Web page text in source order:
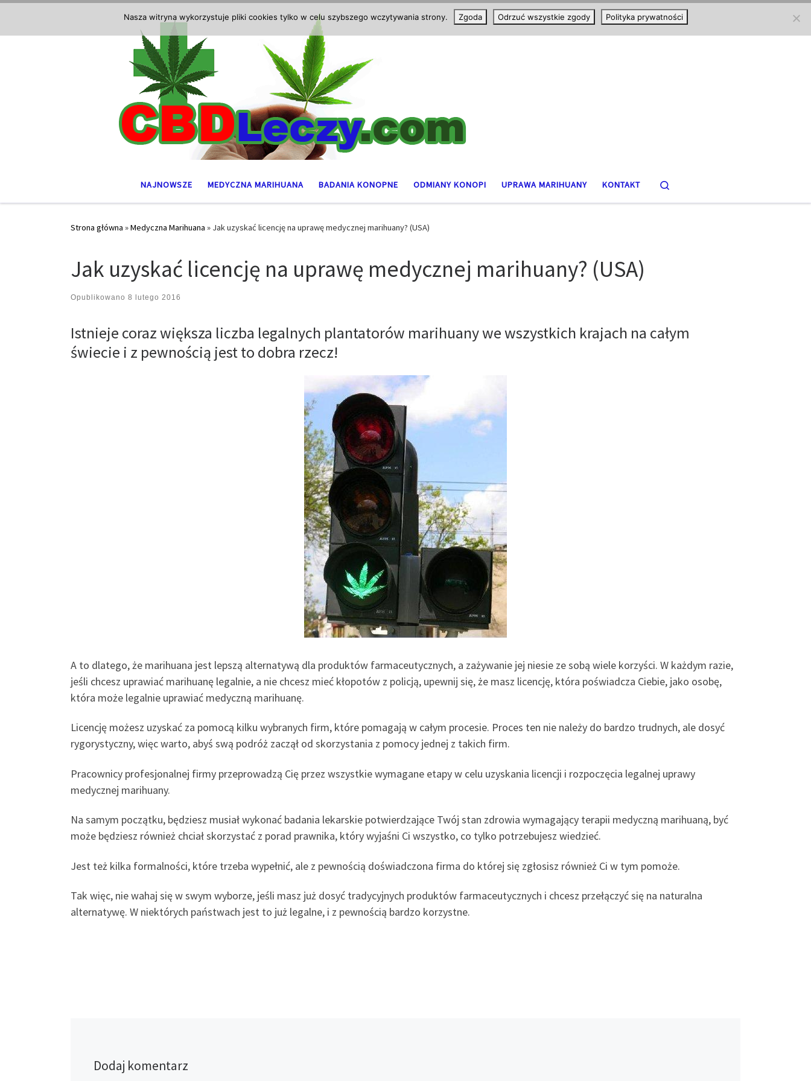
NAJNOWSZE MEDYCZNA MARIHUANA BADANIA KONOPNE ODMIANY KONOPI UPRAWA MARIHUANY KONTAKT
Strona główna »Medyczna Marihuana » Jak uzyskać licencję na uprawę medycznej marihuany? (USA)
Jak uzyskać licencję na uprawę medycznej marihuany? (USA)
Opublikowano 8 lutego 2016
Istnieje coraz większa liczba legalnych plantatorów marihuany we wszystkich krajach na całym
świecie i z pewnością jest to dobra rzecz!
A to dlatego, że marihuana jest lepszą alternatywą dla produktów farmaceutycznych, a zażywanie jej niesie ze sobą wiele korzyści. W każdym razie,
jeśli chcesz uprawiać marihuanę legalnie, a nie chcesz mieć kłopotów z policją, upewnij się, że masz licencję, która poświadcza Ciebie, jako osobę,
która może legalnie uprawiać medyczną marihuanę.
Licencję możesz uzyskać za pomocą kilku wybranych firm, które pomagają w całym procesie. Proces ten nie należy do bardzo trudnych, ale dosyć
rygorystyczny, więc warto, abyś swą podróż zaczął od skorzystania z pomocy jednej z takich firm.
Pracownicy profesjonalnej firmy przeprowadzą Cię przez wszystkie wymagane etapy w celu uzyskania licencji i rozpoczęcia legalnej uprawy
medycznej marihuany.
Na samym początku, będziesz musiał wykonać badania lekarskie potwierdzające Twój stan zdrowia wymagający terapii medyczną marihuaną, być
może będziesz również chciał skorzystać z porad prawnika, który wyjaśni Ci wszystko, co tylko potrzebujesz wiedzieć.
Jest też kilka formalności, które trzeba wypełnić, ale z pewnością doświadczona firma do której się zgłosisz również Ci w tym pomoże.
Tak więc, nie wahaj się w swym wyborze, jeśli masz już dosyć tradycyjnych produktów farmaceutycznych i chcesz przełączyć się na naturalna
alternatywę. W niektórych państwach jest to już legalne, i z pewnością bardzo korzystne.
Dodaj komentarz
Nasza witryna wykorzystuje pliki cookies tylko w celu szybszego wczytywania strony. Zgoda Odrzuć wszystkie zgody Polityka prywatności